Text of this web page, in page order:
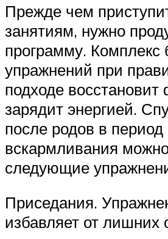
Прежде чем
занятиям, нужно
программу. Комплекс
упражнений при
подходе восстановит
зарядит энергией.
после родов в период
вскармливания
следующие
Приседания.
избавляет от лишних